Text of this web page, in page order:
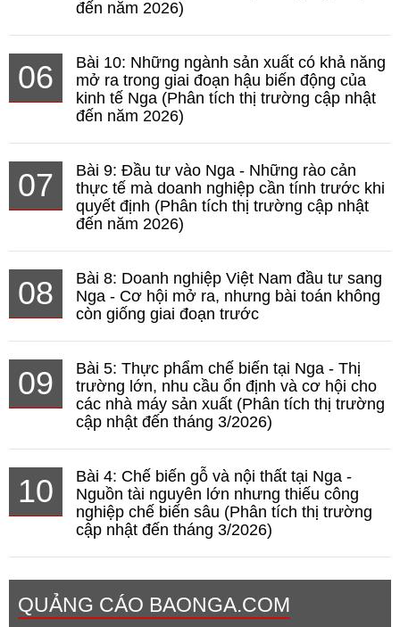
đến năm 2026)
06
Bài 10: Những ngành sản xuất có khả năng
mở ra trong giai đoạn hậu biến động của
kinh tế Nga (Phân tích thị trường cập nhật
đến năm 2026)
07
Bài 9: Đầu tư vào Nga - Những rào cản
thực tế mà doanh nghiệp cần tính trước khi
quyết định (Phân tích thị trường cập nhật
đến năm 2026)
08
Bài 8: Doanh nghiệp Việt Nam đầu tư sang
Nga - Cơ hội mở ra, nhưng bài toán không
còn giống giai đoạn trước
09
Bài 5: Thực phẩm chế biến tại Nga - Thị
trường lớn, nhu cầu ổn định và cơ hội cho
các nhà máy sản xuất (Phân tích thị trường
cập nhật đến tháng 3/2026)
10
Bài 4: Chế biến gỗ và nội thất tại Nga -
Nguồn tài nguyên lớn nhưng thiếu công
nghiệp chế biến sâu (Phân tích thị trường
cập nhật đến tháng 3/2026)
QUẢNG CÁO BAONGA.COM